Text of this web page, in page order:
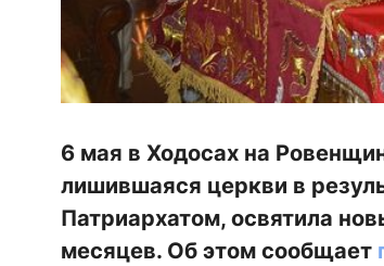
6 мая в Ходосах на
лишившаяся церкви в
Патриархатом, освятила
месяцев. Об этом сообщает